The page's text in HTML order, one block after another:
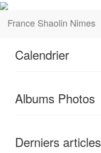
France Shaolin Nimes
Calendrier
Albums Photos
Derniers articles